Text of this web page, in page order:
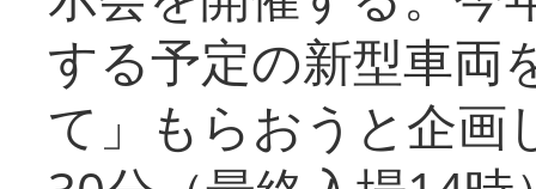
する予定の新型車両
て」もらおうと企画